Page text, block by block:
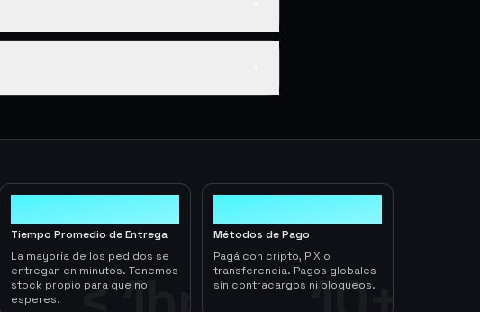
Tiempo Promedio de Entrega
La mayoría de los pedidos se
entregan en minutos. Tenemos
stock propio para que no
esperes.
Métodos de Pago
Pagá con cripto, PIX o
transferencia. Pagos globales
sin contracargos ni bloqueos.